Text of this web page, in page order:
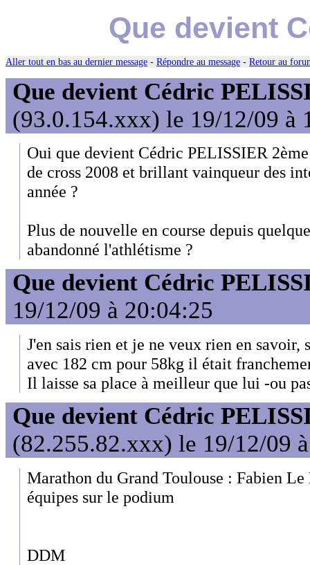
Que devient
Aller tout en bas au dernier message - Répondre au message - Retour au
Que devient Cédric
(93.0.154.xxx) le 19/12/09 à
Oui que devient Cédric PELISSIER
de cross 2008 et brillant vainqueur des
année ?
Plus de nouvelle en course depuis
abandonné l'athlétisme ?
Que devient Cédric
19/12/09 à 20:04:25
J'en sais rien et je ne veux rien en
avec 182 cm pour 58kg il était
Il laisse sa place à meilleur que lui -ou
Que devient Cédric
(82.255.82.xxx) le 19/12/09
Marathon du Grand Toulouse : Fabien
équipes sur le podium
DDM